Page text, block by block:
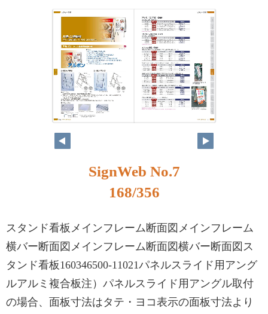
SignWeb No.7
168/356
スタンド看板メインフレーム断面図メインフレーム
横バー断面図メインフレーム断面図横バー断面図ス
タンド看板160346500-11021パネルスライド用アング
ルアルミ複合板注）パネルスライド用アングル取付
の場合、面板寸法はタテ・ヨコ表示の面板寸法より